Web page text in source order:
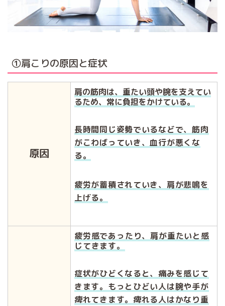
①肩こりの原因と症状
原因
肩の筋肉は、重たい頭や腕を支えてい
るため、常に負担をかけている。
長時間同じ姿勢でいるなどで、筋肉
がこわばっていき、血行が悪くな
る。
疲労が蓄積されていき、肩が悲鳴を
上げる。
疲労感であったり、肩が重たいと感
じてきます。
症状がひどくなると、痛みを感じて
きます。もっとひどい人は腕や手が
痺れてきます。痺れる人はかなり重